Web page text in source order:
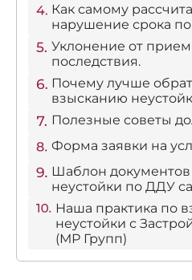
Как самому
нарушение срока
Уклонение от
последствия.
Почему лучше
взысканию
Полезные советы
Форма заявки на
Шаблон документов
неустойки по ДДУ
Наша практика по
неустойки с
(МР Групп)